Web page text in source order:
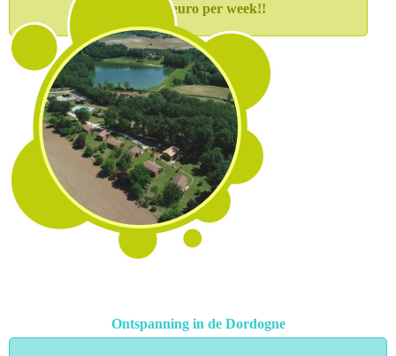
vanaf 279 euro per week!!
Ontspanning in de Dordogne